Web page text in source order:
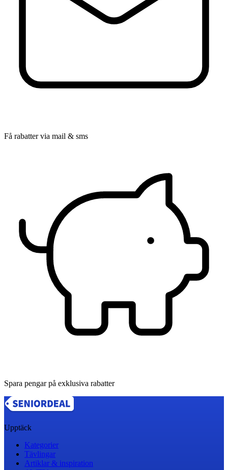
Få rabatter via mail & sms
Spara pengar på exklusiva rabatter
Upptäck
Kategorier
Tävlingar
Artiklar & inspiration